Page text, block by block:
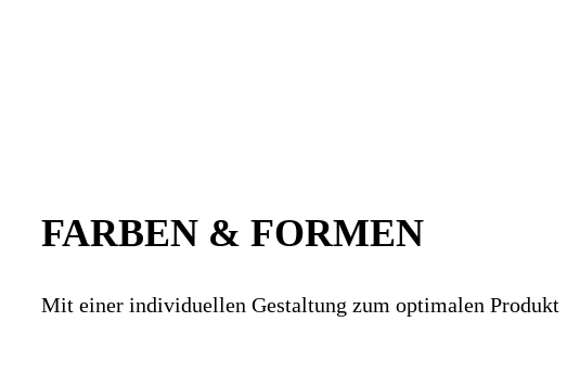
FARBEN & FORMEN
Mit einer individuellen Gestaltung zum optimalen Produkt